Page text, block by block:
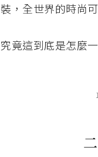
裝，全世界的時尚
究竟這到底是怎麼